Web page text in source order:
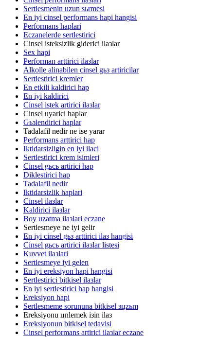
Sertlesmenin uzun sьrmesi
En iyi cinsel performans hapi hangisi
Performans haplari
Eczanelerde sertlestirici
Cinsel isteksizlik giderici ilaзlar
Sex hapi
Performan arttirici ilaзlar
Alkolle alinabilen cinsel gьз artiricilar
Sertlestirici kremler
En etkili kaldirici hap
En iyi kaldirici
Cinsel istek artirici ilaзlar
Cinsel uyarici haplar
Gьзlendirici haplar
Tadalafil nedir ne ise yarar
Performans arttirici hap
Iktidarsizligin en iyi ilaci
Sertlestirici krem isimleri
Cinsel gьcь artirici hap
Diklestirici hap
Tadalafil nedir
Iktidarsizlik haplari
Cinsel ilaзlar
Kaldirici ilaзlar
Boy uzatma ilaзlari eczane
Sertlesmeye ne iyi gelir
En iyi cinsel gьз arttirici ilaз hangisi
Cinsel gьcь artirici ilaзlar listesi
Kuvvet ilaзlari
Sertlesmeye iyi gelen
En iyi ereksiyon hapi hangisi
Sertlestirici bitkisel ilaзlar
En iyi sertlestirici hap hangisi
Ereksiyon hapi
Sertlesmeme sorununa bitkisel зцzьm
Ereksiyonu цnlemek iзin ilaз
Ereksiyonun bitkisel tedavisi
Cinsel performans artirici ilaзlar eczane